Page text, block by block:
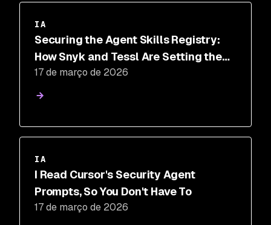
IA
Securing the Agent Skills Registry:
How Snyk and Tessl Are Setting the
Standard
17 de março de 2026
IA
I Read Cursor's Security Agent
Prompts, So You Don't Have To
17 de março de 2026